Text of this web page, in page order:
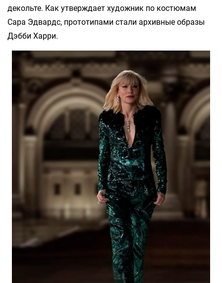
декольте. Как утверждает художник по костюмам
Сара Эдвардс, прототипами стали архивные образы
Дэбби Харри.